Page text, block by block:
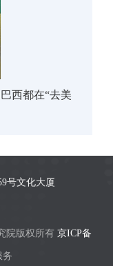
西都在“去美
号文化大厦
院版权所有 京ICP备
务